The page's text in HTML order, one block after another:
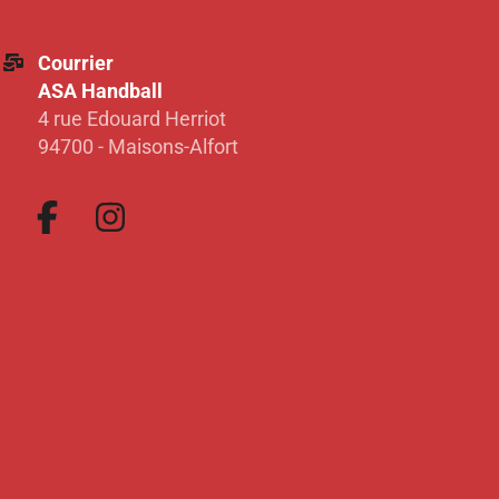
Courrier
ASA Handball
4 rue Edouard Herriot
94700 - Maisons-Alfort